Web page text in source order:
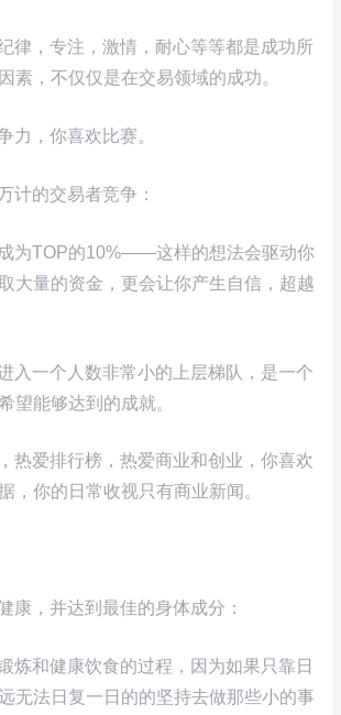
律，专注，激情，耐心等等都是成功所
素，不仅仅是在交易领域的成功。
力，你喜欢比赛。
计的交易者竞争：
为TOP的10%——这样的想法会驱动你
量的资金，更会让你产生自信，超越
入一个人数非常小的上层梯队，是一个
望能够达到的成就。
热爱排行榜，热爱商业和创业，你喜欢
，你的日常收视只有商业新闻。
康，并达到最佳的身体成分：
炼和健康饮食的过程，因为如果只靠日
无法日复一日的的坚持去做那些小的事